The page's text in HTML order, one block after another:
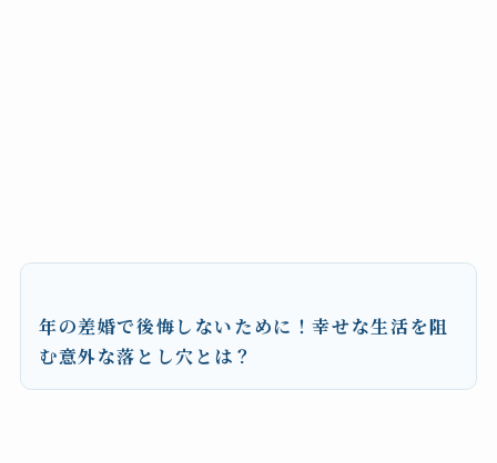
年の差婚で後悔しないために！幸せな生活を阻
む意外な落とし穴とは？